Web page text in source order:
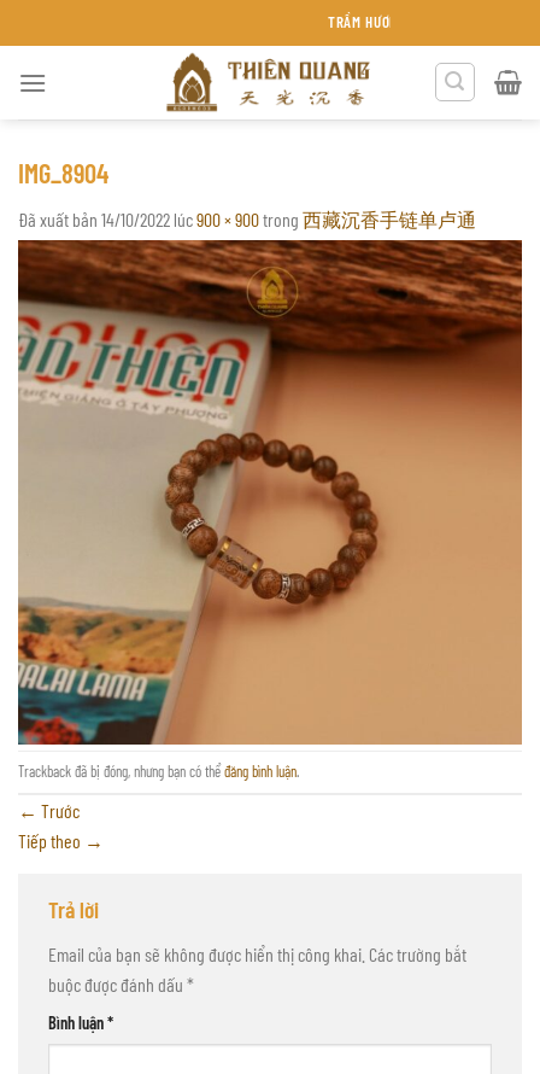
đến
TRẦM HƯƠNG THIÊN QUANG KHÁNH HÒA
IMG_8904
Đã xuất bản 14/10/2022 lúc900 × 900trong 西藏沉香手链单卢通
Trackback đã bị đóng, nhưng bạn có thểđăng bình luận.
← Trước
Tiếp theo →
Trả lời
Email của bạn sẽ không được hiển thị công khai. Các trường bắt
buộc được đánh dấu *
Bình luận*